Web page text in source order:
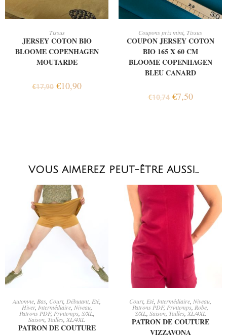
Tissus
JERSEY COTON BIO
BLOOME COPENHAGEN
MOUTARDE
€17,90 €10,90
Coupons prix mini Tissus
COUPON JERSEY COTON
BIO 165 X 60 CM
BLOOME COPENHAGEN
BLEU CANARD
€10,74 €7,50
VOUS AIMEREZ PEUT-ÊTRE AUSSI…
AJOUTER AU PANIER
Automne Bas Court Débutant Eté
Hiver, Intermédiaire, Niveau,
Patrons PDF, Printemps, S/XL,
Saison Tailles XL/4XL
PATRON DE COUTURE
AJOUTER AU PANIER
Court Eté Intermédiaire Niveau
Patrons PDF, Printemps Robe
S/XL, Saison, Tailles,XL/4XL
PATRON DE COUTURE
VIZZAVONA